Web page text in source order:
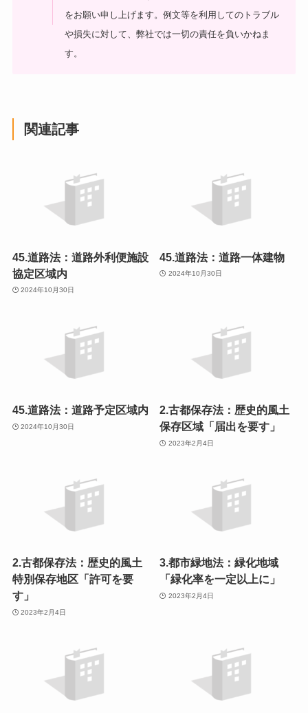
をお願い申し上げます。例文等を利用してのトラブル
や損失に対して、弊社では一切の責任を負いかねま
す。
関連記事
45.道路法：道路外利便施設
協定区域内
2024年10月30日
45.道路法：道路一体建物
2024年10月30日
45.道路法：道路予定区域内
2024年10月30日
2.古都保存法：歴史的風土
保存区域「届出を要す」
2023年2月4日
2.古都保存法：歴史的風土
特別保存地区「許可を要
す」
2023年2月4日
3.都市緑地法：緑化地域
「緑化率を一定以上に」
2023年2月4日